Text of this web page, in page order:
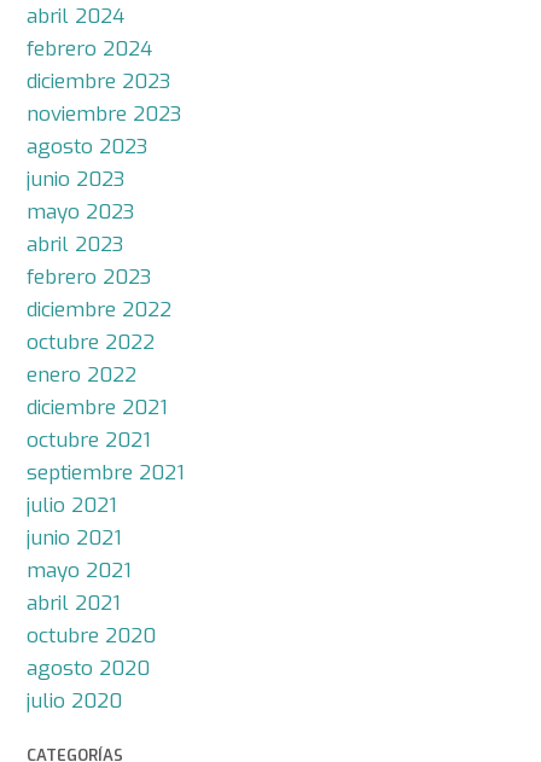
abril 2024
febrero 2024
diciembre 2023
noviembre 2023
agosto 2023
junio 2023
mayo 2023
abril 2023
febrero 2023
diciembre 2022
octubre 2022
enero 2022
diciembre 2021
octubre 2021
septiembre 2021
julio 2021
junio 2021
mayo 2021
abril 2021
octubre 2020
agosto 2020
julio 2020
CATEGORÍAS